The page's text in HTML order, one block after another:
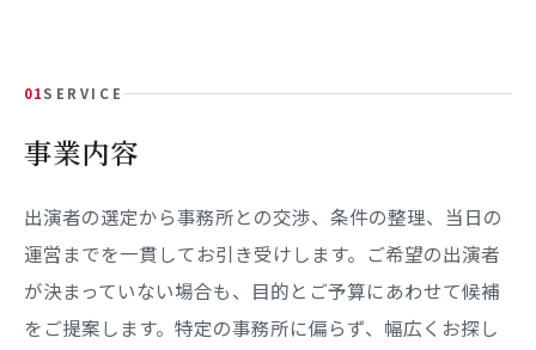
01SERVICE
事業内容
出演者の選定から事務所との交渉、条件の整理、当日の
運営までを一貫してお引き受けします。ご希望の出演者
が決まっていない場合も、目的とご予算にあわせて候補
をご提案します。特定の事務所に偏らず、幅広くお探し